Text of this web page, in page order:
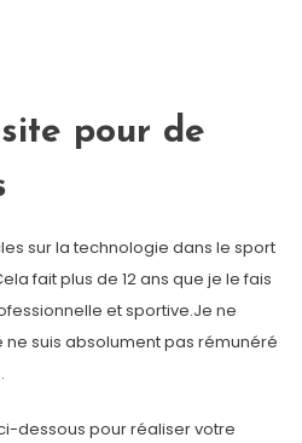
pour de
sur la technologie dans le sport
fait plus de 12 ans que je le fais
et sportive.Je ne
suis absolument pas rémunéré
dessous pour réaliser votre